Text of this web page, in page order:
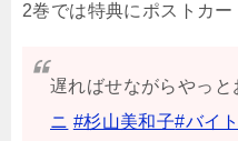
2巻では特典にポストカー
遅ればせながらやっ
ニ #杉山美和子#バイ